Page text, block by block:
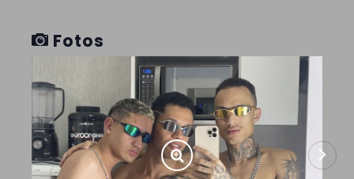
Fotos